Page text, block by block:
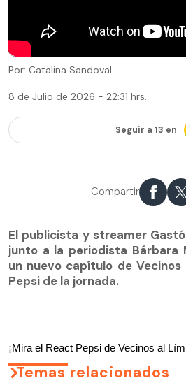
Por: Catalina Sandoval
8 de Julio de 2026 - 22:31 hrs.
Seguir a 13 en
Compartir
El publicista y streamer
junto a la periodista Bárbara
un nuevo capítulo de
Pepsi de la jornada.
¡Mira el React Pepsi de Vecinos al
Temas relacionados